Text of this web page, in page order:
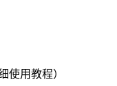
使用教程）